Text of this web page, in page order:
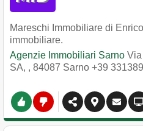
Mareschi Immobiliare di
immobiliare.
Agenzie Immobiliari Sarno
SA, , 84087 Sarno +39